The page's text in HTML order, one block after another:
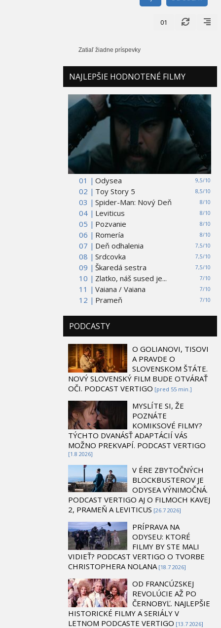
01
Zatiaľ žiadne príspevky
NAJLEPŠIE HODNOTENÉ FILMY
01 | 9,5/10
Odysea
02 |
8,5/10
Toy Story 5
03 |
8/10
Spider-Man: Nový Deň
04 |
8/10
Leviticus
05 |
8/10
Pozvanie
06 |
8/10
Romería
07 |
7,5/10
Deň odhalenia
08 |
7,5/10
Srdcovka
09 |
7,5/10
Škaredá sestra
10 |
7/10
Zlatko, náš sused je...
11 |
7/10
Vaiana / Vaiana
12 |
7/10
Prameň
PODCASTY
O GOLIANOVI, TISOVI
A PRAVDE O
SLOVENSKOM ŠTÁTE.
NOVÝ SLOVENSKÝ FILM BUDE OTVÁRAŤ
OČI. PODCAST VERTIGO [pred 55 min.]
MYSLÍTE SI, ŽE
POZNÁTE
KOMIKSOVÉ FILMY?
TÝCHTO DVANÁSŤ ADAPTÁCIÍ VÁS
MOŽNO PREKVAPÍ. PODCAST VERTIGO
[1.8 2026]
V ÉRE ZBYTOČNÝCH
BLOCKBUSTEROV JE
ODYSEA VÝNIMOČNÁ.
PODCAST VERTIGO AJ O FILMOCH KAVEJ
2, PRAMEŇ A LEVITICUS [26.7 2026]
PRÍPRAVA NA
ODYSEU: KTORÉ
FILMY BY STE MALI
VIDIEŤ? PODCAST VERTIGO O TVORBE
CHRISTOPHERA NOLANA [18.7 2026]
OD FRANCÚZSKEJ
REVOLÚCIE AŽ PO
ČERNOBYĽ. NAJLEPŠIE
HISTORICKÉ FILMY A SERIÁLY V
LETNOM PODCASTE VERTIGO [13.7 2026]